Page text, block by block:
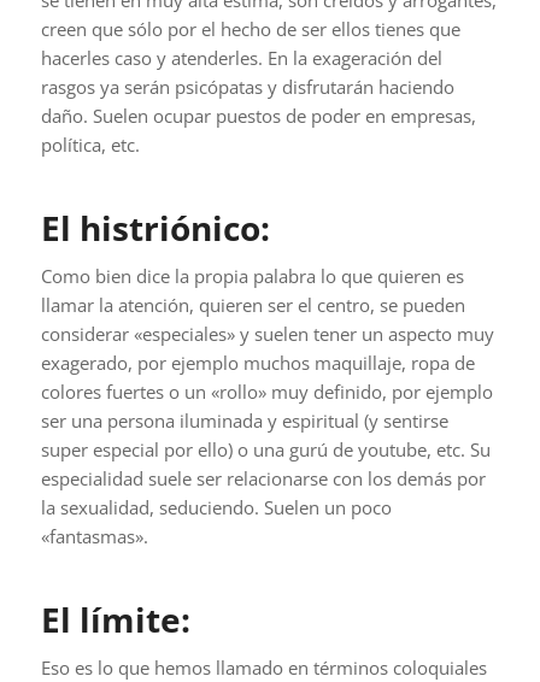
creen que sólo por el hecho de ser ellos tienes que
hacerles caso y atenderles. En la exageración del
rasgos ya serán psicópatas y disfrutarán haciendo
daño. Suelen ocupar puestos de poder en empresas,
política, etc.
El histriónico:
Como bien dice la propia palabra lo que quieren es
llamar la atención, quieren ser el centro, se pueden
considerar «especiales» y suelen tener un aspecto muy
exagerado, por ejemplo muchos maquillaje, ropa de
colores fuertes o un «rollo» muy definido, por ejemplo
ser una persona iluminada y espiritual (y sentirse
super especial por ello) o una gurú de youtube, etc. Su
especialidad suele ser relacionarse con los demás por
la sexualidad, seduciendo. Suelen un poco
«fantasmas».
El límite:
Eso es lo que hemos llamado en términos coloquiales